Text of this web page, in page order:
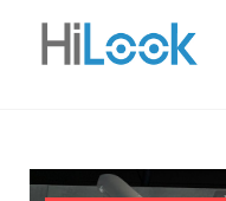
#HiLook IP
Özellikleri
Teknolojisi ile Verimli